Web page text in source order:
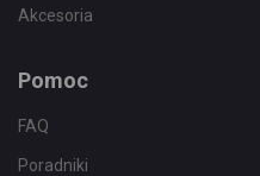
Akcesoria
Pomoc
FAQ
Poradniki